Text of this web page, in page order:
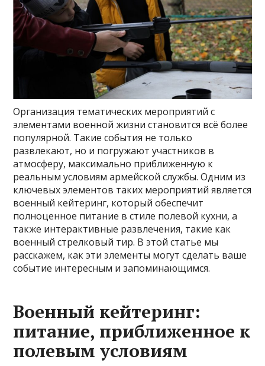
Организация тематических мероприятий с
элементами военной жизни становится всё более
популярной. Такие события не только
развлекают, но и погружают участников в
атмосферу, максимально приближенную к
реальным условиям армейской службы. Одним из
ключевых элементов таких мероприятий является
военный кейтеринг, который обеспечит
полноценное питание в стиле полевой кухни, а
также интерактивные развлечения, такие как
военный стрелковый тир. В этой статье мы
расскажем, как эти элементы могут сделать ваше
событие интересным и запоминающимся.
Военный кейтеринг:
питание, приближенное к
полевым условиям